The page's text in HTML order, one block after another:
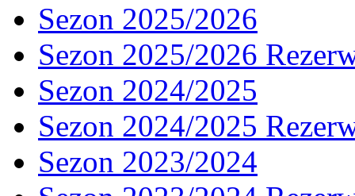
Sezon 2025/2026
Sezon 2025/2026
Sezon 2024/2025
Sezon 2024/2025
Sezon 2023/2024